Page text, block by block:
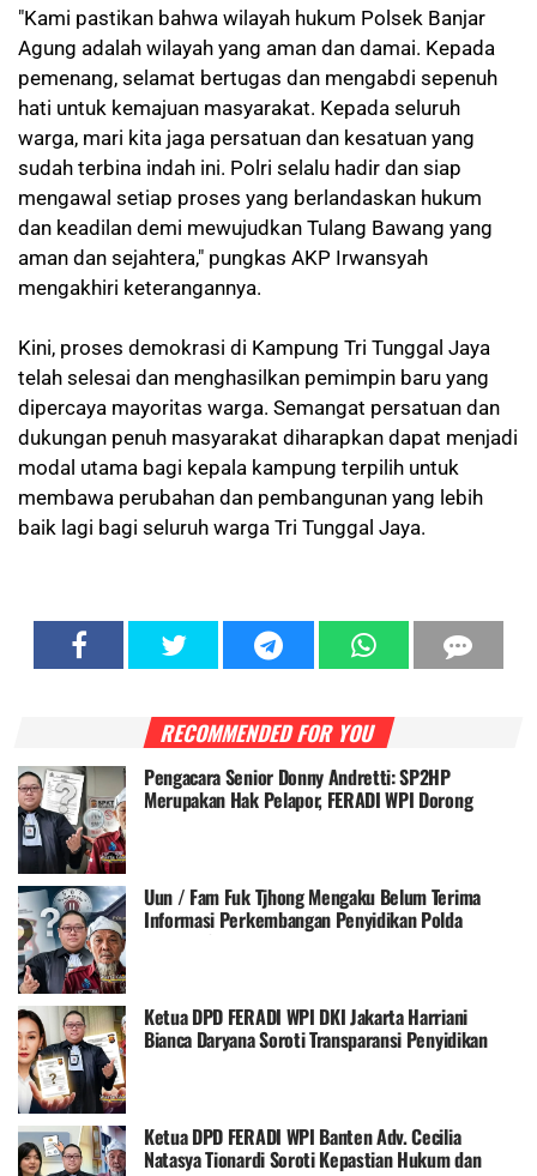
"Kami pastikan bahwa wilayah hukum Polsek Banjar
Agung adalah wilayah yang aman dan damai. Kepada
pemenang, selamat bertugas dan mengabdi sepenuh
hati untuk kemajuan masyarakat. Kepada seluruh
warga, mari kita jaga persatuan dan kesatuan yang
sudah terbina indah ini. Polri selalu hadir dan siap
mengawal setiap proses yang berlandaskan hukum
dan keadilan demi mewujudkan Tulang Bawang yang
aman dan sejahtera," pungkas AKP Irwansyah
mengakhiri keterangannya.
Kini, proses demokrasi di Kampung Tri Tunggal Jaya
telah selesai dan menghasilkan pemimpin baru yang
dipercaya mayoritas warga. Semangat persatuan dan
dukungan penuh masyarakat diharapkan dapat menjadi
modal utama bagi kepala kampung terpilih untuk
membawa perubahan dan pembangunan yang lebih
baik lagi bagi seluruh warga Tri Tunggal Jaya.
RECOMMENDED FOR YOU
Pengacara Senior Donny Andretti: SP2HP
Merupakan Hak Pelapor, FERADI WPI Dorong
Transparansi Penanganan Perkara Uun / Fam Fuk
Uun / Fam Fuk Tjhong Mengaku Belum Terima
Informasi Perkembangan Penyidikan Polda
Banten, Soroti Transparansi Penanganan Perkara
Ketua DPD FERADI WPI DKI Jakarta Harriani
Bianca Daryana Soroti Transparansi Penyidikan
Ketua DPD FERADI WPI Banten Adv. Cecilia
Natasya Tionardi Soroti Kepastian Hukum dan